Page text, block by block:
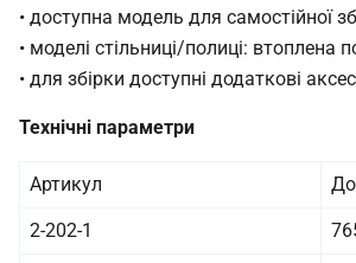
• доступна модель для самостійної
• моделі стільниці/полиці:
• для збірки доступні додаткові
Технічні параметри
Артикул
2-202-1